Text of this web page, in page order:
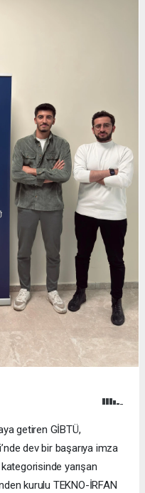
getiren GİBTÜ,
dev bir başarıya imza
yarışan
kurulu TEKNO-İRFAN